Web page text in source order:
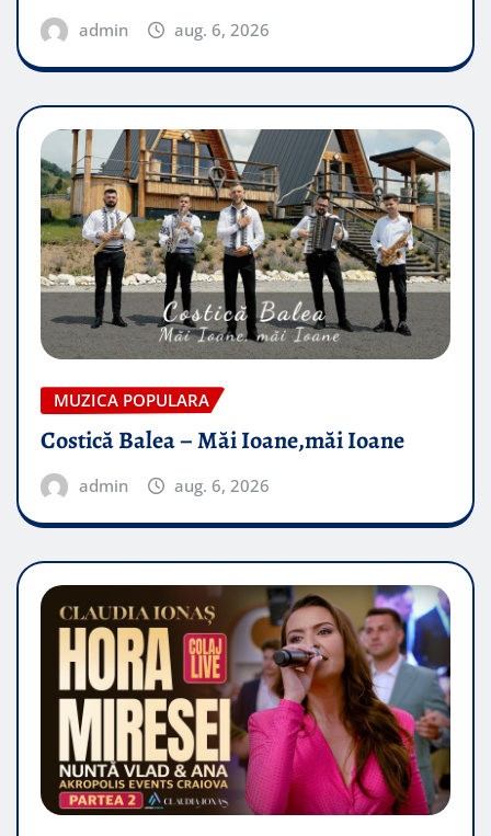
admin aug. 6, 2026
MUZICA POPULARA
Costică Balea – Măi Ioane,măi Ioane
admin aug. 6, 2026